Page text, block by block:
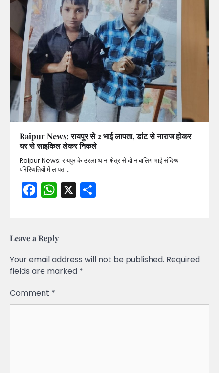
Raipur News: रायपुर से 2 भाई लापता, डांट से नाराज होकर
घर से साइकिल लेकर निकले
Raipur News: रायपुर के उरला थाना क्षेत्र से दो नाबालिग भाई संदिग्ध
परिस्थितियों में लापता…
Facebook
WhatsApp
X
Leave a Reply
Your email address will not be published. Required
fields are marked *
Comment *